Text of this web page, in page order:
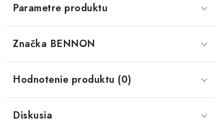
Parametre produktu
Značka BENNON
Hodnotenie produktu (0)
Diskusia